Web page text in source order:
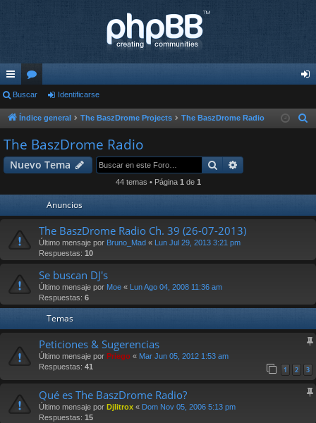
nl
ac
es
rá
or
os nti
Buscar Identificarse
Índice general The BaszDrome Projects The BaszDrome Radio
r
The BaszDrome Radio
Nuevo Tema Buscar
44 temas • Página 1 de 1
Anuncios
The BaszDrome Radio Ch. 39 (26-07-2013)
Último mensaje por Bruno_Mad « Lun Jul 29, 2013 3:21 pm
Respuestas: 10
Se buscan DJ's
Último mensaje por Moe « Lun Ago 04, 2008 11:36 am
Respuestas: 6
Temas
Peticiones & Sugerencias
Último mensaje por Priego « Mar Jun 05, 2012 1:53 am
Respuestas: 41 1 2 3
Qué es The BaszDrome Radio?
Último mensaje por Djlitrox « Dom Nov 05, 2006 5:13 pm
Respuestas: 15